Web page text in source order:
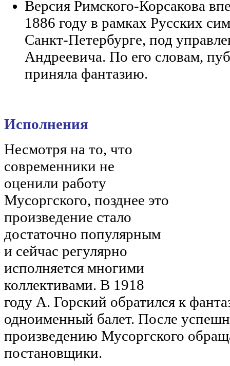
Версия Римского-Корсакова
1886 году в рамках Русских
Санкт-Петербурге, под
Андреевича. По его словам,
приняла фантазию.
Исполнения
Несмотря на то, что
современники не
оценили работу
Мусоргского, позднее это
произведение стало
достаточно популярным
и сейчас регулярно
исполняется многими
коллективами. В 1918
году А. Горский обратился к
одноименный балет. После
произведению Мусоргского
постановщики.